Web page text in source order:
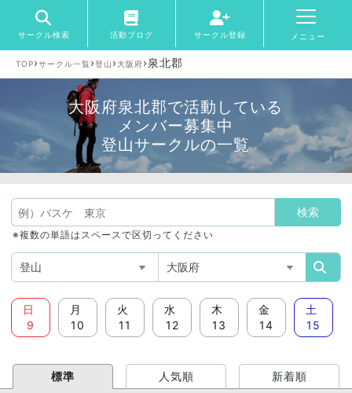
サークル検索 活動ブログ サークル登録 メニュー
TOP›サークル一覧 ›登山 › 大阪府›泉北郡
大阪府泉北郡で活動している
メンバー募集中
登山サークルの一覧
※複数の単語はスペースで区切ってください
日
9
月
10
火
11
水
12
木
13
金
14
土
15
標準 人気順 新着順